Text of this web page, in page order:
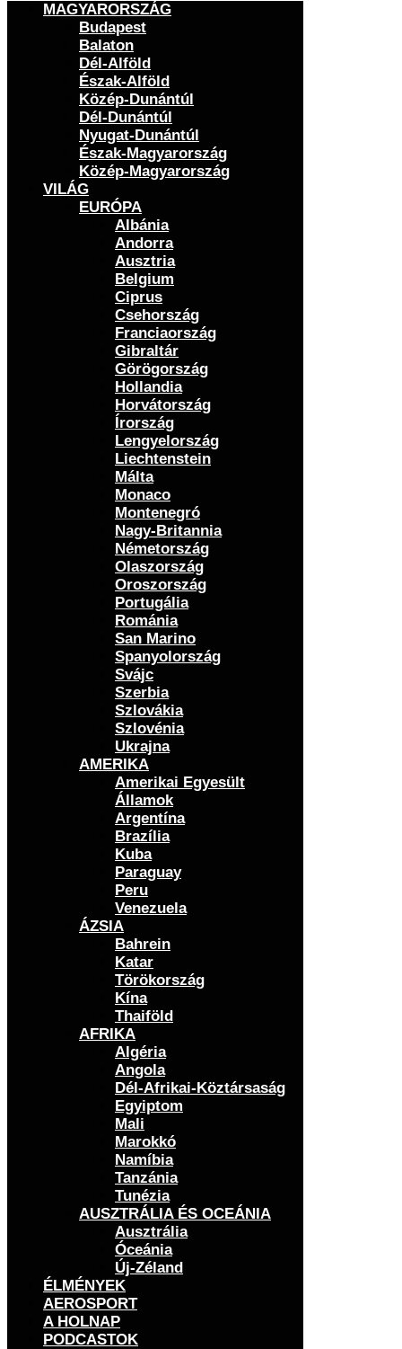
MAGYARORSZÁG
Budapest
Balaton
Dél-Alföld
Észak-Alföld
Közép-Dunántúl
Dél-Dunántúl
Nyugat-Dunántúl
Észak-Magyarország
Közép-Magyarország
VILÁG
EURÓPA
Albánia
Andorra
Ausztria
Belgium
Ciprus
Csehország
Franciaország
Gibraltár
Görögország
Hollandia
Horvátország
Írország
Lengyelország
Liechtenstein
Málta
Monaco
Montenegró
Nagy-Britannia
Németország
Olaszország
Oroszország
Portugália
Románia
San Marino
Spanyolország
Svájc
Szerbia
Szlovákia
Szlovénia
Ukrajna
AMERIKA
Amerikai Egyesült
Államok
Argentína
Brazília
Kuba
Paraguay
Peru
Venezuela
ÁZSIA
Bahrein
Katar
Törökország
Kína
Thaiföld
AFRIKA
Algéria
Angola
Dél-Afrikai-Köztársaság
Egyiptom
Mali
Marokkó
Namíbia
Tanzánia
Tunézia
AUSZTRÁLIA ÉS OCEÁNIA
Ausztrália
Óceánia
Új-Zéland
ÉLMÉNYEK
AEROSPORT
A HOLNAP
PODCASTOK